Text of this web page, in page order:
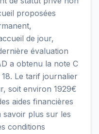
proposées
de jour,
évaluation
a obtenu la note C
Le tarif journalier
soit environ 1929€
aides financières
savoir plus sur les
conditions